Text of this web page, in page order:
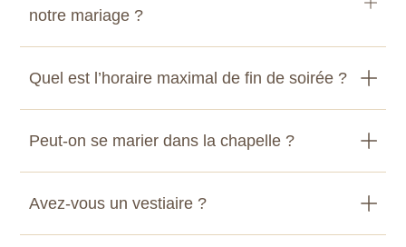
notre mariage ?
Quel est l’horaire maximal de fin de soirée ?
Peut-on se marier dans la chapelle ?
Avez-vous un vestiaire ?